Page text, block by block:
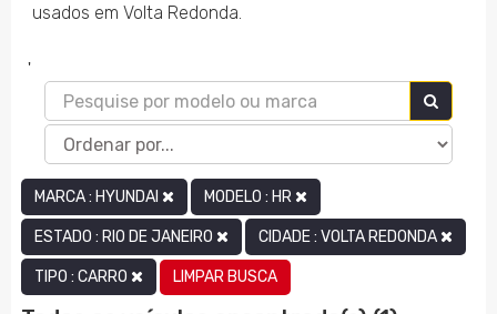
usados em Volta Redonda.
'
MARCA : HYUNDAI MODELO : HR
ESTADO : RIO DE JANEIRO CIDADE : VOLTA REDONDA
TIPO : CARRO LIMPAR BUSCA